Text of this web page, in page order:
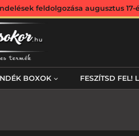
feldolgozása augusztus
BOXOK FESZÍTSD FEL!